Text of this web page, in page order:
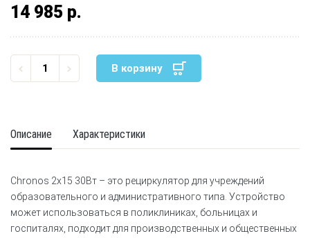
14 985 р.
В корзину
Описание Характеристики
Chronos 2х15 30Вт – это рециркулятор для учреждений
образовательного и административного типа. Устройство
может использоваться в поликлиниках, больницах и
госпиталях, подходит для производственных и общественных